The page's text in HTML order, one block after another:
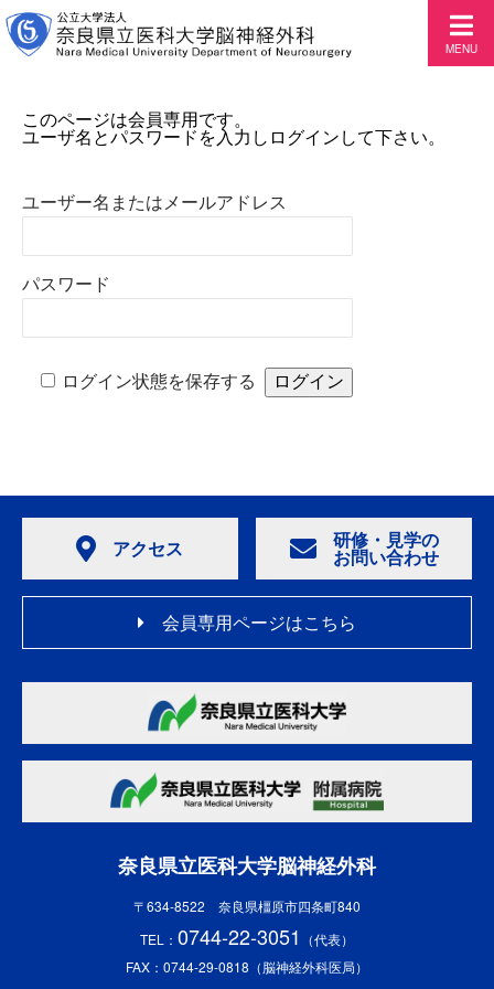
MENU
このページは会員専用です。
ユーザ名とパスワードを入力しログインして下さい。
ユーザー名またはメールアドレス
パスワード
ログイン状態を保存する
アクセス 研修・見学の
お問い合わせ
会員専用ページはこちら
奈良県立医科大学脳神経外科
〒634-8522 奈良県橿原市四条町840
TEL： 0744-22-3051 （代表）
FAX：0744-29-0818（脳神経外科医局）